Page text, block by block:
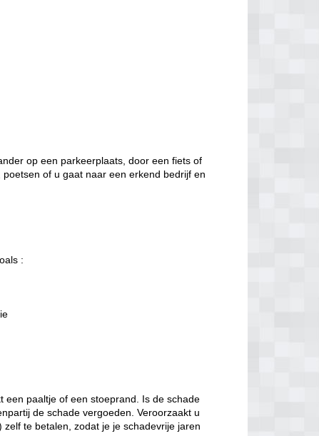
op een parkeerplaats, door een fiets of
of u gaat naar een erkend bedrijf en
:
een paaltje of een stoeprand. Is de schade
de schade vergoeden. Veroorzaakt u
te betalen, zodat je je schadevrije jaren